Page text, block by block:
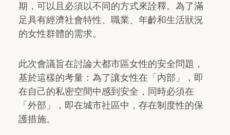
期，可以且必須以不同的方式來詮釋。為了滿
足具有經濟社會特性、職業、年齡和生活狀況
的女性群體的需求。
此次會議旨在討論大都市區女性的安全問題，
基於這樣的考量：為了讓女性在「內部」，即
在自己的私密空間中感到安全，同時必須在
「外部」，即在城市社區中，存在制度性的保
護措施。